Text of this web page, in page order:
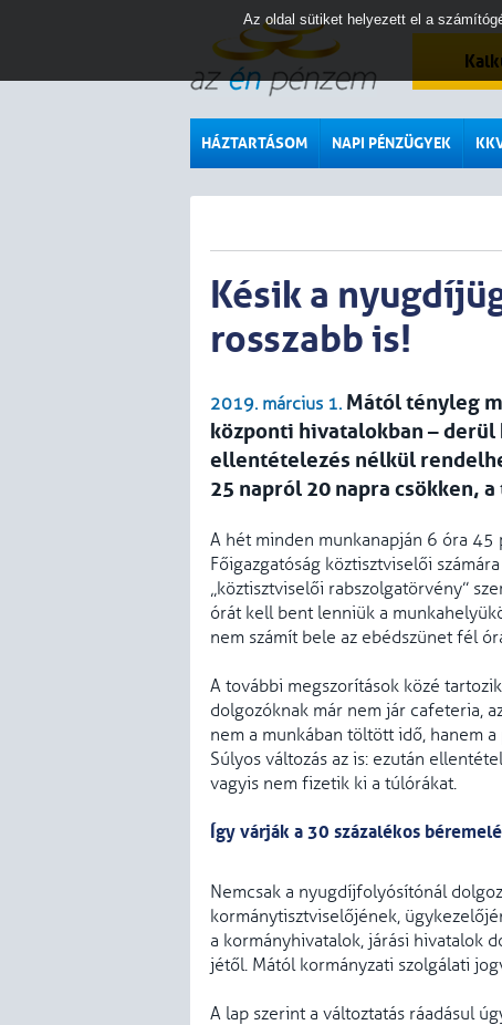
HÁZTARTÁSOM NAPI PÉNZÜGYEK
Késik a
rosszabb is!
2019. március 1. Mától tényleg
központi hivatalokban –
ellentételezés nélkül
25 napról 20 napra csökken,
A hét minden munkanapján 6 óra
Főigazgatóság köztisztviselői
„köztisztviselői rabszolgatörvény”
órát kell bent lenniük a
nem számít bele az ebédszünet fél
A további megszorítások közé
dolgozóknak már nem jár cafeteria,
nem a munkában töltött idő, hanem
Súlyos változás az is: ezután
vagyis nem fizetik ki a túlórákat.
Így várják a 30 százalékos
Nemcsak a nyugdíjfolyósítónál
kormánytisztviselőjének,
a kormányhivatalok, járási hivatalok
jétől. Mától kormányzati szolgálati
A lap szerint a változtatás ráadásul
Az oldal sütiket helyezett el a